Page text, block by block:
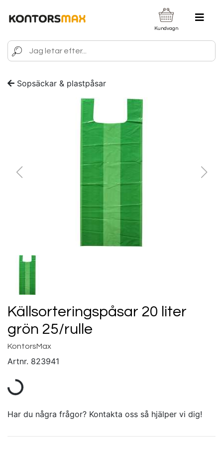
Kundvagn
Sopsäckar & plastpåsar
Källsorteringspåsar 20 liter
grön 25/rulle
KontorsMax
Artnr. 823941
Har du några frågor? Kontakta oss så hjälper vi dig!